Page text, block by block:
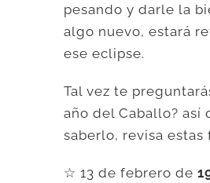
pesando y darle la
algo nuevo, estará
ese eclipse.
Tal vez te
año del Caballo? así
saberlo, revisa estas
☆ 13 de febrero de